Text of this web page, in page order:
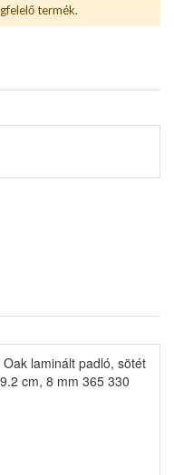
termék.
laminált padló, sötét
cm, 8 mm 365 330